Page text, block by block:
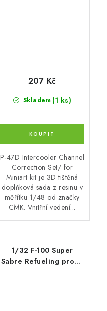
Skladem (1 ks)
207 Kč
P-47D Intercooler Channel
Correction Set/ for
Miniart kit je 3D tištěná
doplňková sada z resinu v
měřítku 1/48 od značky
CMK. Vnitřní vedení...
1/32 F-100 Super
Sabre Refueling probe